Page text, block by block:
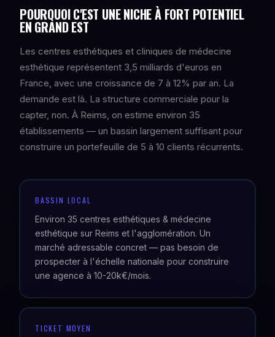
POURQUOI C'EST UNE NICHE À FORT POTENTIEL
EN GRAND EST
Les centres esthétiques et cliniques de médecine
esthétique représentent 3,5 milliards d'euros en
France, avec une croissance de 7 à 12% par an. La
demande est là. La structure commerciale pour la
capter, non. À Reims, on estime environ 35
établissements — un bassin largement suffisant pour
construire un portefeuille de 5 à 10 clients récurrents.
BASSIN LOCAL
Environ 35 centres esthétiques & médecine
esthétique sur Reims et l'agglomération. Un
marché adressable concret — pas besoin de
prospecter à l'échelle nationale pour construire
une agence à 10-20k€/mois.
TICKET MOYEN